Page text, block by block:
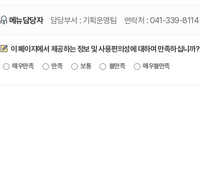
메뉴담당자 담당부서 : 기획운영팀 연락처 : 041-339-8114
만족도조사
이 페이지에서 제공하는 정보 및 사용편의성에 대하여 만족하십니까?
매우만족 만족 보통 불만족 매우불만족